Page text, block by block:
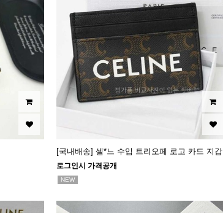
[국내배송] 셀*느 수입 트리오페 로고 카드 지갑
로그인시 가격공개
NEW